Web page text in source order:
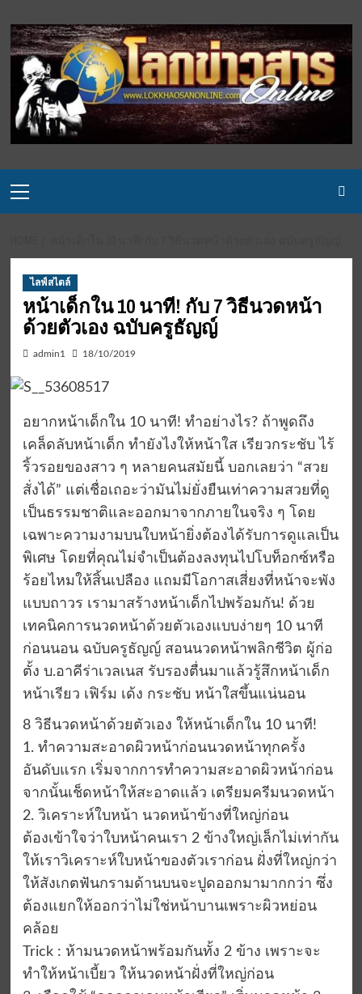
to
content
Menu
ไลฟ์สไตล์
หน้าเด็กใน 10 นาที! กับ 7 วิธีนวดหน้า
ด้วยตัวเอง ฉบับครูธัญญ์
admin1 18/10/2019
อยากหน้าเด็กใน 10 นาที! ทำอย่างไร? ถ้าพูดถึง
เคล็ดลับหน้าเด็ก ทำยังไงให้หน้าใส เรียวกระชับ ไร้
ริ้วรอยของสาว ๆ หลายคนสมัยนี้ บอกเลยว่า “สวย
สั่งได้” แต่เชื่อเถอะว่ามันไม่ยั่งยืนเท่าความสวยที่ดู
เป็นธรรมชาติและออกมาจากภายในจริง ๆ โดย
เฉพาะความงามบนใบหน้ายิ่งต้องได้รับการดูแลเป็น
พิเศษ โดยที่คุณไม่จำเป็นต้องลงทุนไปโบท็อกซ์หรือ
ร้อยไหมให้สิ้นเปลือง แถมมีโอกาสเสี่ยงที่หน้าจะพัง
แบบถาวร เรามาสร้างหน้าเด็กไปพร้อมกัน! ด้วย
เทคนิคการนวดหน้าด้วยตัวเองแบบง่ายๆ 10 นาที
ก่อนนอน ฉบับครูธัญญ์ สอนนวดหน้าพลิกชีวิต ผู้ก่อ
ตั้ง บ.อาคีร่าเวลเนส รับรองตื่นมาแล้วรู้สึกหน้าเด็ก
หน้าเรียว เฟิร์ม เด้ง กระชับ หน้าใสขึ้นแน่นอน
8 วิธีนวดหน้าด้วยตัวเอง ให้หน้าเด็กใน 10 นาที!
1. ทำความสะอาดผิวหน้าก่อนนวดหน้าทุกครั้ง
อันดับแรก เริ่มจากการทำความสะอาดผิวหน้าก่อน
จากนั้นเช็ดหน้าให้สะอาดแล้ว เตรียมครีมนวดหน้า
2. วิเคราะห์ใบหน้า นวดหน้าข้างที่ใหญ่ก่อน
ต้องเข้าใจว่าใบหน้าคนเรา 2 ข้างใหญ่เล็กไม่เท่ากัน
ให้เราวิเคราะห์ใบหน้าของตัวเราก่อน ฝั่งที่ใหญ่กว่า
ให้สังเกตฟันกรามด้านบนจะปูดออกมามากกว่า ซึ่ง
ต้องแยกให้ออกว่าไม่ใช่หน้าบานเพราะผิวหย่อน
คล้อย
Trick : ห้ามนวดหน้าพร้อมกันทั้ง 2 ข้าง เพราะจะ
ทำให้หน้าเบี้ยว ให้นวดหน้าฝั่งที่ใหญ่ก่อน